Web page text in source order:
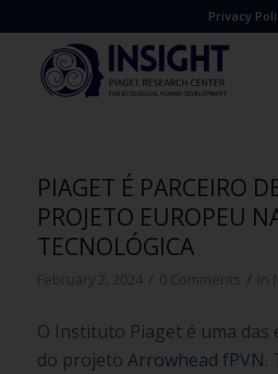
Privacy
PIAGET É PARCEIRO
PROJETO EUROPEU
TECNOLÓGICA
O Instituto Piaget é uma das
do projeto Arrowhead fPVN.